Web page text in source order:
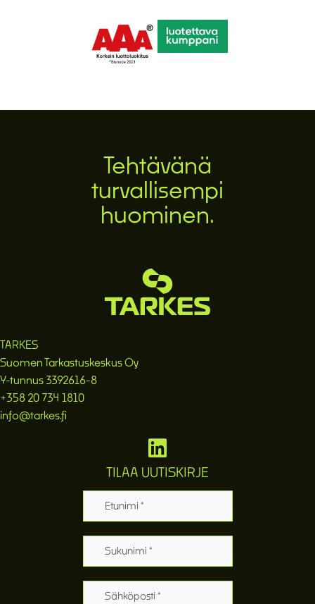
Tehtävänä
turvallisempi
huominen.
TARKES
Suomen Tarkastuskeskus Oy
Y-tunnus 3392616-8
+358 20 734 1810
info@tarkes.fi
TILAA UUTISKIRJE
Etunimi
Sukunimi
Sähköposti